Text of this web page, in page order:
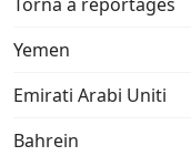
Yemen
Emirati Arabi Uniti
Bahrein